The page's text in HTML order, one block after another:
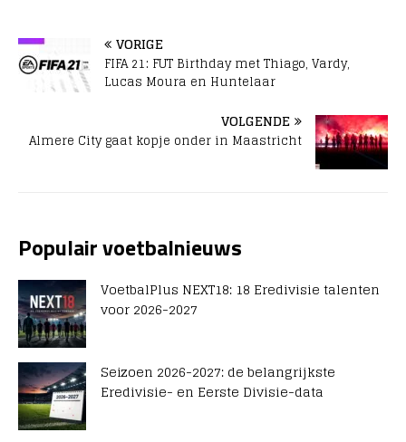
VORIGE
FIFA 21: FUT Birthday met Thiago, Vardy,
Lucas Moura en Huntelaar
VOLGENDE
Almere City gaat kopje onder in Maastricht
Populair voetbalnieuws
VoetbalPlus NEXT18: 18 Eredivisie talenten
voor 2026-2027
Seizoen 2026-2027: de belangrijkste
Eredivisie- en Eerste Divisie-data